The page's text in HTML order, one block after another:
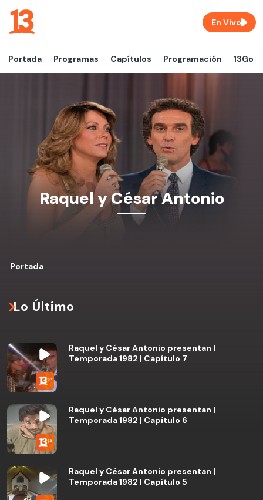
Portada Programas Capítulos Programación 13Go
En Vivo
Raquel y César Antonio
Portada
Lo Último
Raquel y César Antonio presentan |
Temporada 1982 | Capítulo 7
Raquel y César Antonio presentan |
Temporada 1982 | Capítulo 6
Raquel y César Antonio presentan |
Temporada 1982 | Capítulo 5